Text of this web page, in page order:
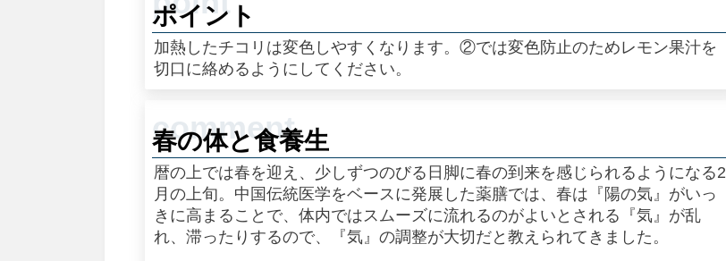
ポイント
加熱したチコリは変色しやすくなります。②では変色防止のためレモン果汁を
切口に絡めるようにしてください。
春の体と食養生
暦の上では春を迎え、少しずつのびる日脚に春の到来を感じられるようになる2
月の上旬。中国伝統医学をベースに発展した薬膳では、春は『陽の気』がいっ
きに高まることで、体内ではスムーズに流れるのがよいとされる『気』が乱
れ、滞ったりするので、『気』の調整が大切だと教えられてきました。